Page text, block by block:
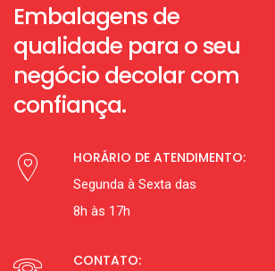
Embalagens de
qualidade para o seu
negócio decolar com
confiança.
HORÁRIO DE ATENDIMENTO:
Segunda à Sexta das
8h às 17h
CONTATO: